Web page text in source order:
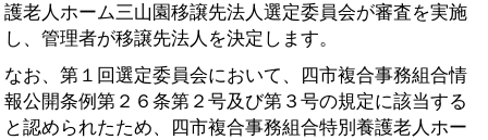
護老人ホーム三山園移譲先法人選定委員会が審査を実施
し、管理者が移譲先法人を決定します。
なお、第１回選定委員会において、四市複合事務組合情
報公開条例第２６条第２号及び第３号の規定に該当する
と認められたため、四市複合事務組合特別養護老人ホー